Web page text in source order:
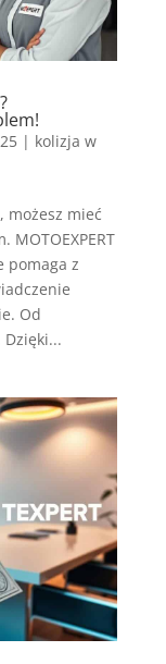
| kolizja w
możesz mieć
pomaga z
Od
Dzięki...